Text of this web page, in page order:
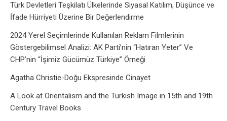
Türk Devletleri Teşkilatı Ülkelerinde Siyasal Katılım, Düşünce ve
İfade Hürriyeti Üzerine Bir Değerlendirme
2024 Yerel Seçimlerinde Kullanılan Reklam Filmlerinin
Göstergebilimsel Analizi: AK Parti’nin “Hatıran Yeter” Ve
CHP’nin “İşimiz Gücümüz Türkiye” Örneği
Agatha Christie-Doğu Ekspresinde Cinayet
A Look at Orientalism and the Turkish Image in 15th and 19th
Century Travel Books